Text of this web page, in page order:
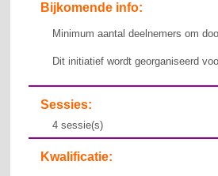
Bijkomende info:
Minimum aantal deelnemers om
Dit initiatief wordt georganiseerd
Sessies:
4 sessie(s)
Kwalificatie: